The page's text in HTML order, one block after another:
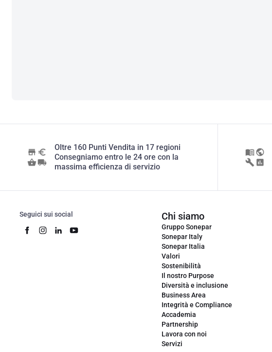
Oltre 160 Punti Vendita in 17 regioni
Consegniamo entro le 24 ore con la
massima efficienza di servizio
Seguici sui social Chi siamo
Gruppo Sonepar
Sonepar Italy
Sonepar Italia
Valori
Sostenibilità
Il nostro Purpose
Diversità e inclusione
Business Area
Integrità e Compliance
Accademia
Partnership
Lavora con noi
Servizi